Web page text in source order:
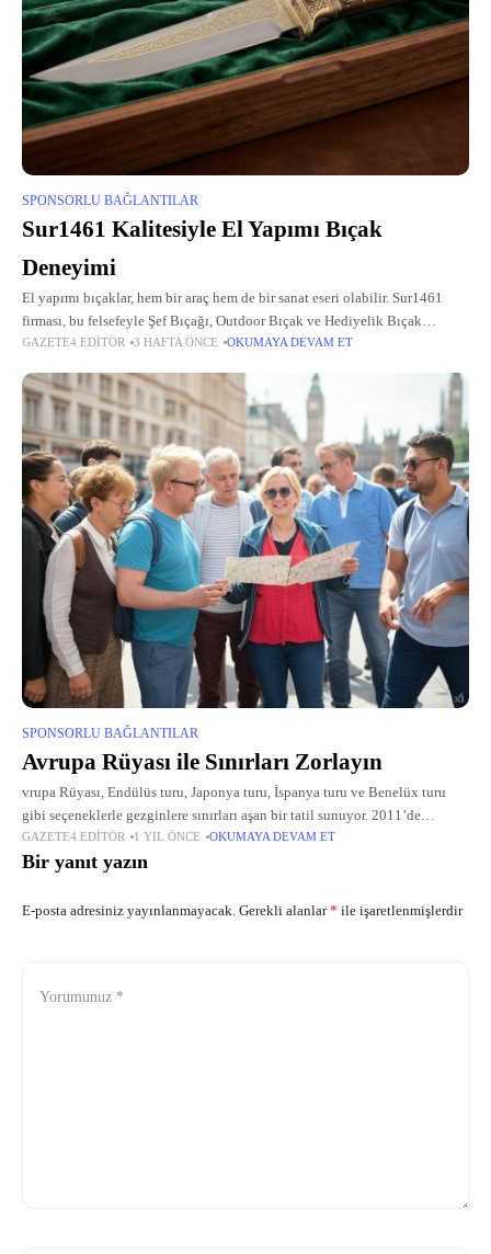
SPONSORLU BAĞLANTILAR
Sur1461 Kalitesiyle El Yapımı Bıçak
Deneyimi
El yapımı bıçaklar, hem bir araç hem de bir sanat eseri olabilir. Sur1461
firması, bu felsefeyle Şef Bıçağı, Outdoor Bıçak ve Hediyelik Bıçak
üretiminde fark yaratıyor. Geleneksel el işçiliğini modern
GAZETE4 EDITÖR 3 HAFTA ÖNCE OKUMAYA DEVAM ET
SPONSORLU BAĞLANTILAR
Avrupa Rüyası ile Sınırları Zorlayın
vrupa Rüyası, Endülüs turu, Japonya turu, İspanya turu ve Benelüx turu
gibi seçeneklerle gezginlere sınırları aşan bir tatil sunuyor. 2011’de
kurulan ve Türkiye’de otobüsle Avrupa’yı gezme fikrini hayata geçiren bu
GAZETE4 EDITÖR 1 YIL ÖNCE OKUMAYA DEVAM ET
Bir yanıt yazın
E-posta adresiniz yayınlanmayacak. Gerekli alanlar* ile işaretlenmişlerdir